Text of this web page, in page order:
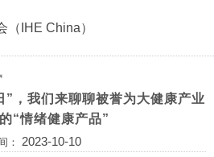
（IHE China）
”，我们来聊聊被誉为大健康产业
“情绪健康产品”
： 2023-10-10